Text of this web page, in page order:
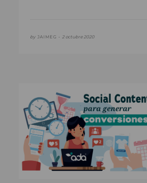
by JAIMEG • 2 octubre 2020